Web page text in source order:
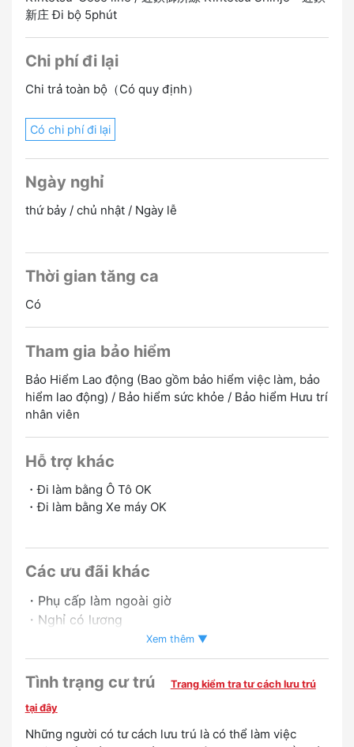
新庄 Đi bộ 5phút
Chi phí đi lại
Chi trả toàn bộ（Có quy định）
Có chi phí đi lại
Ngày nghỉ
thứ bảy / chủ nhật / Ngày lễ
Thời gian tăng ca
Có
Tham gia bảo hiểm
Bảo Hiểm Lao động (Bao gồm bảo hiểm việc làm, bảo
hiểm lao động) / Bảo hiểm sức khỏe / Bảo hiểm Hưu trí
nhân viên
Hỗ trợ khác
・Đi làm bằng Ô Tô OK
・Đi làm bằng Xe máy OK
Có chế độ cân nhắc lên nhân viên chính thức
Các ưu đãi khác
・Phụ cấp làm ngoài giờ
・Nghỉ có lương
Xem thêm ▼
Tình trạng cư trú
Trang kiểm tra tư cách lưu trú
tại đây
Những người có tư cách lưu trú là có thể làm việc